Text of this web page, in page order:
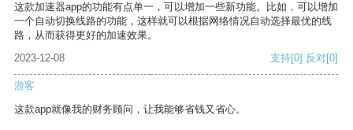
这款加速器app的功能有点单一，可以增加一些新功能。比如，可以增加
一个自动切换线路的功能，这样就可以根据网络情况自动选择最优的线
路，从而获得更好的加速效果。
2023-12-08
支持[0] 反对[0]
游客
这款app就像我的财务顾问，让我能够省钱又省心。